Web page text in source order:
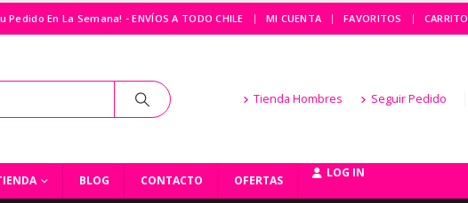
En La Semana! - ENVÍOS A TODO CHILE | MI CUENTA FAVORITOS CARRITO
Tienda Hombres Seguir Pedido
BLOG CONTACTO OFERTAS
LOG IN